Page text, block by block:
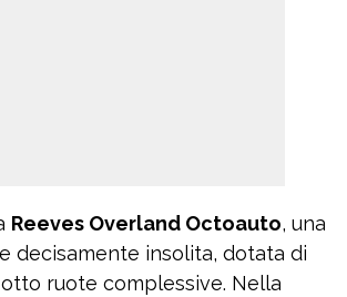
Reeves Overland Octoauto, una
decisamente insolita, dotata di
ruote complessive. Nella